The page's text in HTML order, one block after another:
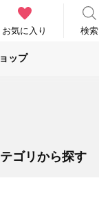
お気に入り 検索
ップ
ゴリから探す